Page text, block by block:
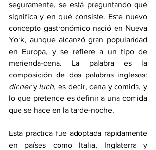
seguramente, se está preguntando qué
significa y en qué consiste. Este nuevo
concepto gastronómico nació en Nueva
York, aunque alcanzó gran popularidad
en Europa, y se refiere a un tipo de
merienda-cena. La palabra es la
dinner y luch, es decir, cena y comida, y
lo que pretende es definir a una comida
que se hace en la tarde-noche.
Esta práctica fue adoptada rápidamente
en países como Italia, Inglaterra y